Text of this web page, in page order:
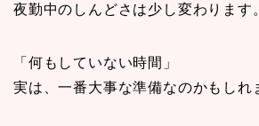
夜勤中のしんどさは少し変わります
「何もしていない時間」
実は、一番大事な準備なのかもしれ